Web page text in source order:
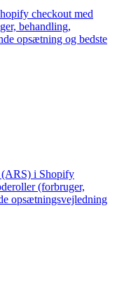
checkout med
behandling,
opsætning og bedste
(ARS) i Shopify
(forbruger,
opsætningsvejledning